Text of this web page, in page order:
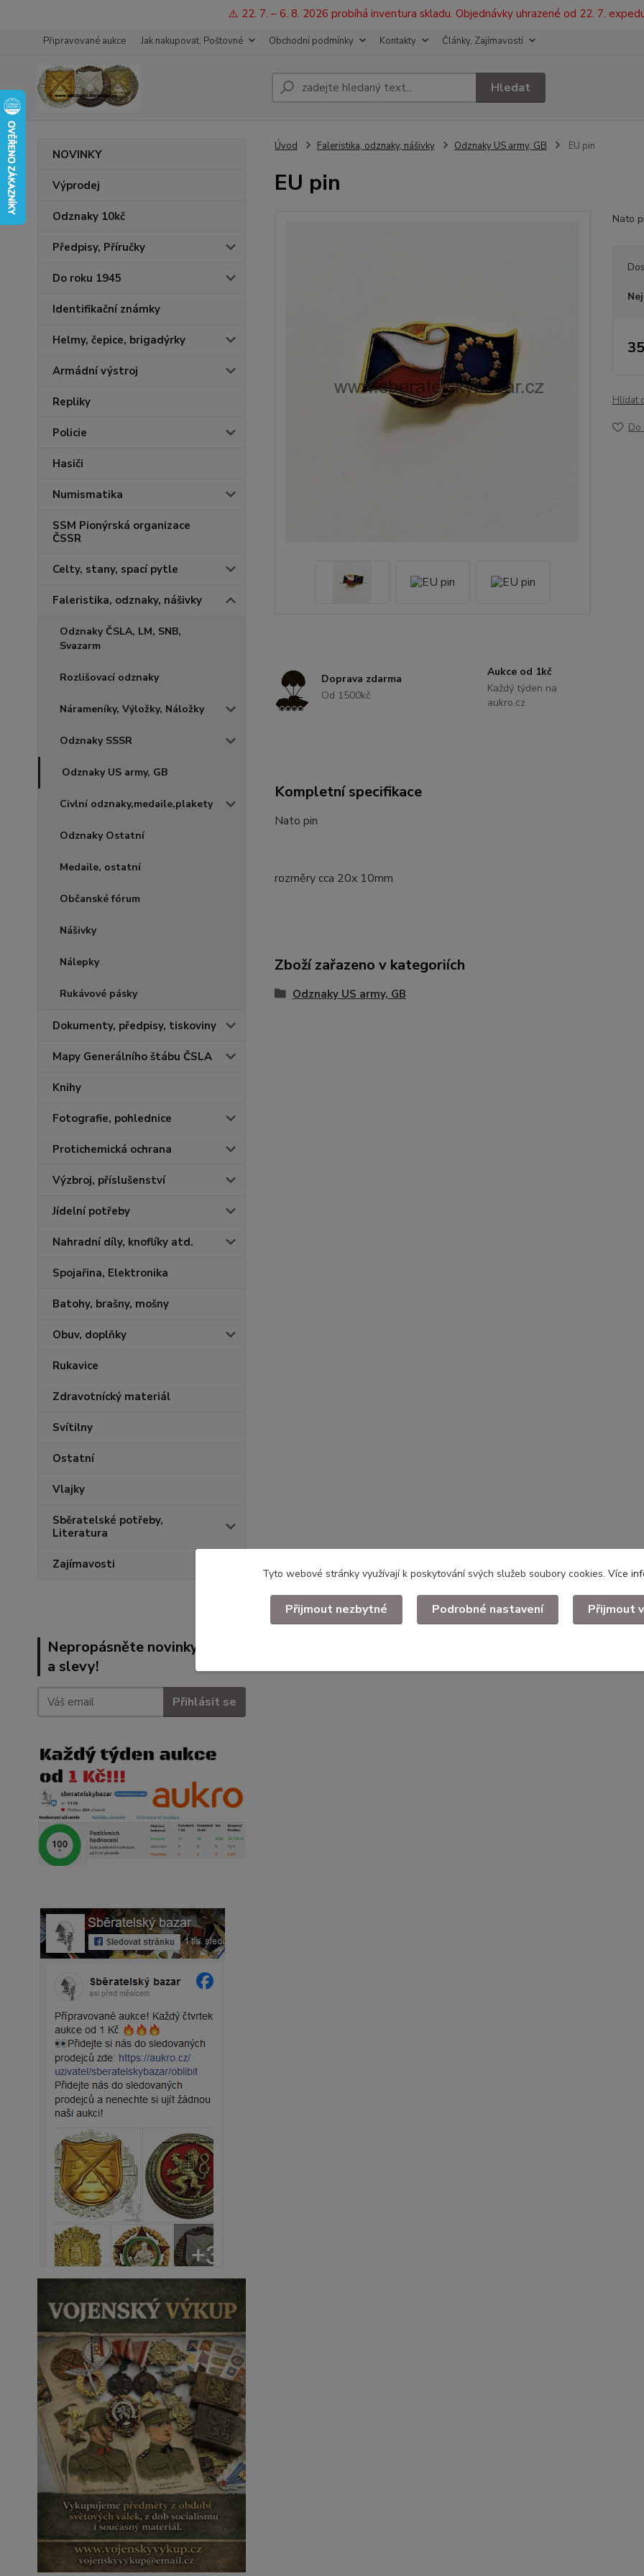
⚠️ 22. 7. – 6. 8. 2026 probíhá inventura skladu. Objednávky uhrazené od 22. 7.
Připravované aukce Jak nakupovat, Poštovné Obchodní podmínky Kontakty Články, Zajímavostí
Hledat
NOVINKY
Výprodej
Odznaky 10kč
Předpisy, Příručky
Do roku 1945
Identifikační známky
Helmy, čepice, brigadýrky
Armádní výstroj
Repliky
Policie
Hasiči
Numismatika
SSM Pionýrská organizace
ČSSR
Celty, stany, spací pytle
Faleristika, odznaky, nášivky
Odznaky ČSLA, LM, SNB,
Svazarm
Rozlišovací odznaky
Nárameníky, Výložky, Náložky
Odznaky SSSR
Odznaky US army, GB
Civlní odznaky,medaile,plakety
Odznaky Ostatní
Medaile, ostatní
Občanské fórum
Nášivky
Nálepky
Rukávové pásky
Dokumenty, předpisy, tiskoviny
Mapy Generálního štábu ČSLA
Knihy
Fotografie, pohlednice
Protichemická ochrana
Výzbroj, příslušenství
Jídelní potřeby
Nahradní díly, knoflíky atd.
Spojařina, Elektronika
Batohy, brašny, mošny
Obuv, doplňky
Rukavice
Zdravotnícký materiál
Svítilny
Ostatní
Vlajky
Sběratelské potřeby,
Literatura
Zajímavosti
Nepropásněte novinky, akce
a slevy!
Přihlásit se
Úvod Faleristika, odznaky, nášivky Odznaky US army, GB EU pin
EU pin
Nato
Hlídat
Do
Doprava zdarma
Od 1500kč
Aukce od 1kč
Každý týden na
aukro.cz
Kompletní specifikace
Nato pin
rozměry cca 20x 10mm
Zboží zařazeno v kategoriích
Odznaky US army, GB
Tyto webové stránky využívají k poskytování svých služeb soubory cookies. Více
Přijmout nezbytné Podrobné nastavení Přijmout